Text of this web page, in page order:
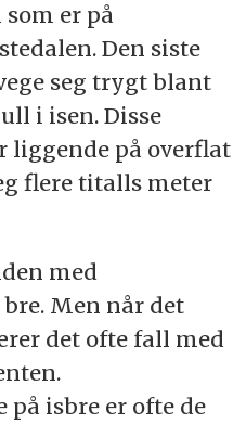
er på
Den siste
seg trygt blant
i isen. Disse
liggende på overflat
flere titalls meter
med
Men når det
det ofte fall med
isbre er ofte de